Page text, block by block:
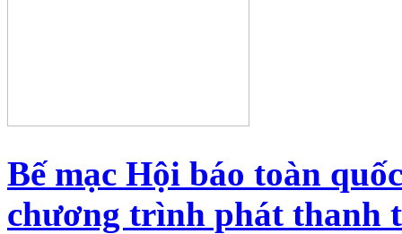
Bế mạc Hội báo toàn
chương trình phát thanh